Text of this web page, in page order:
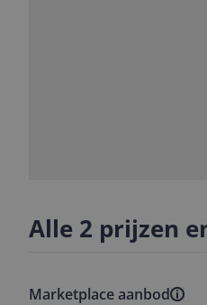
Alle 2 prijzen
Marketplace aanbod